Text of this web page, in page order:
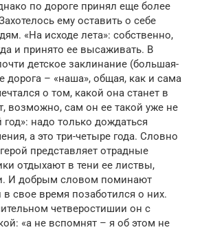
по дороге принял еще более
ему оставить о себе
«На исходе лета»: собственно,
и принято ее высаживать. В
детское заклинание (большая-
дорога – «наша», общая, как и сама
о том, какой она станет в
возможно, сам он ее такой уже не
надо только дождаться
а это три-четыре года. Словно
представляет отрадные
отдыхают в тени ее листвы,
И добрым словом поминают
свое время позаботился о них.
четверостишии он с
«а не вспомнят – я об этом не